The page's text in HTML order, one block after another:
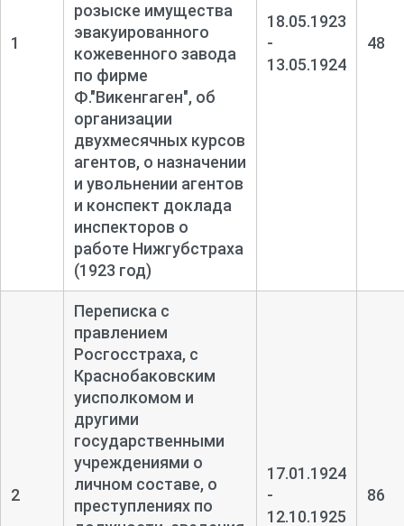
1
розыске имущества
эвакуированного
кожевенного завода
по фирме
Ф."Викенгаген", об
организации
двухмесячных курсов
агентов, о назначении
и увольнении агентов
и конспект доклада
инспекторов о
работе Нижгубстраха
(1923 год)
18.05.1923
-
13.05.1924
48
2
Переписка с
правлением
Росгосстраха, с
Краснобаковским
уисполкомом и
другими
государственными
учреждениями о
личном составе, о
преступлениях по
17.01.1924
-
12.10.1925
86